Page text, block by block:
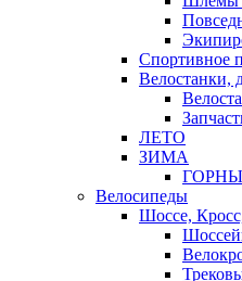
Спортивное
Велостанки,
ЛЕТО
ЗИМА
Велосипеды
Шоссе,